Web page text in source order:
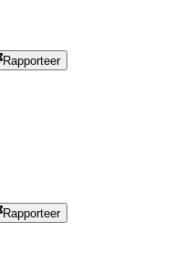
Rapporteer
Rapporteer